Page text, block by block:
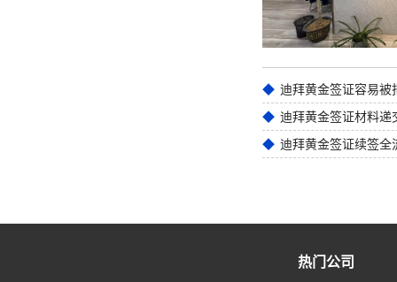
迪拜黄金签证材料递
迪拜黄金签证续签全
热门公司